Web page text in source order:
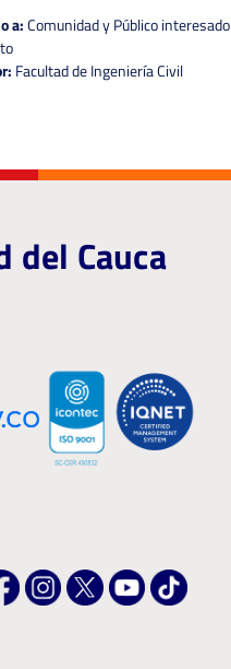
a:Comunidad y Público interesado
Facultad de Ingeniería Civil
del Cauca